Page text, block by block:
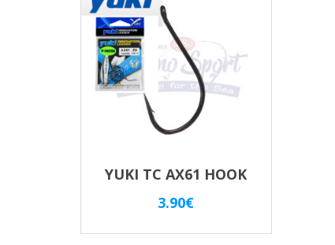
YUKI TC AX61 HOOK
3.90€